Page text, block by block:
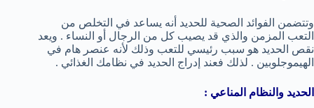
وتتضمن الفوائد الصحية للحديد أنه يساعد في التخلص من
التعب المزمن والذي قد يصيب كل من الرجال أو النساء . ويعد
نقص الحديد هو سبب رئيسي للتعب وذلك لأنه عنصر هام في
الهيموجلوبين . لذلك فعند إدراج الحديد في نظامك الغذائي .
الحديد والنظام المناعي :